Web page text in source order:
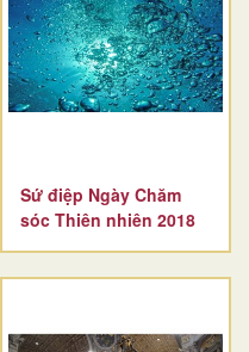
Sứ điệp Ngày Chăm
sóc Thiên nhiên 2018